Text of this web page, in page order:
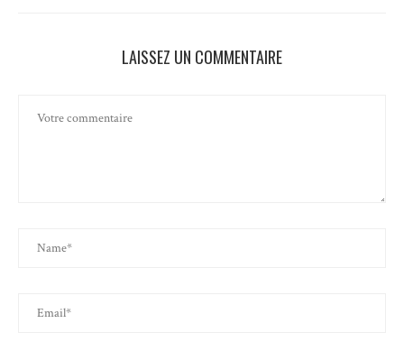
LAISSEZ UN COMMENTAIRE